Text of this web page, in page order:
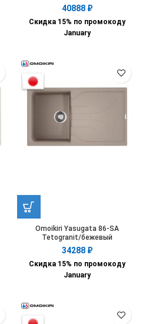
40888 ₽
Скидка 15% по промокоду
January
Omoikiri Yasugata 86-SA
Tetogranit/бежевый
34288 ₽
Скидка 15% по промокоду
January